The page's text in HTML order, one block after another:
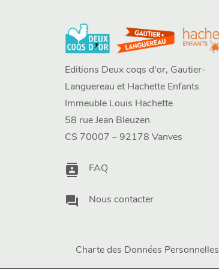
Editions Deux coqs d'or, Gautier-
Languereau et Hachette Enfants
Immeuble Louis Hachette
58 rue Jean Bleuzen
CS 70007 – 92178 Vanves
contacts FAQ
question_answer Nous contacter
Charte des Données Personnelles